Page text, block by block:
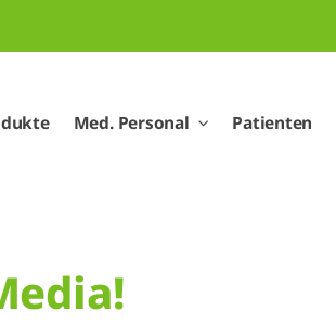
Med. Personal Patienten